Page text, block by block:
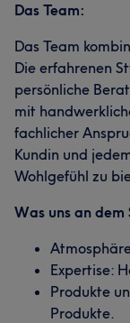
Das Team:
Das Team
Die erfahrenen
persönliche
mit
fachlicher
Kundin und
Wohlgefühl zu
Was uns an
Expertise:
Produkte
Produkte.